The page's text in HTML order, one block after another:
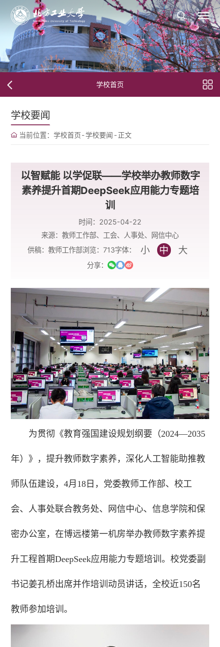
学校首页
学校要闻
当前位置： 学校首页-学校要闻 -正文
以智赋能 以学促联——学校举办教师数字
素养提升首期DeepSeek应用能力专题培
训
时间：2025-04-22
来源：教师工作部、工会、人事处、网信中心
供稿：教师工作部浏览：713字体： 小 中 大
分享：
为贯彻《教育强国建设规划纲要（2024—2035
年）》，提升教师数字素养，深化人工智能助推教
师队伍建设，4月18日，党委教师工作部、校工
会、人事处联合教务处、网信中心、信息学院和保
密办公室，在博远楼第一机房举办教师数字素养提
升工程首期DeepSeek应用能力专题培训。校党委副
书记姜孔桥出席并作培训动员讲话，全校近150名
教师参加培训。